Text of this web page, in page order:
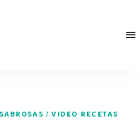
/VIDEO RECETAS